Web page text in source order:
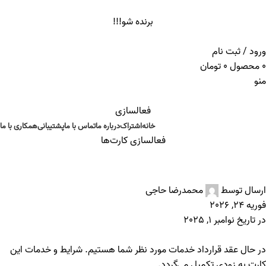
برنده شو!!!
ورود / ثبت نام
0محصول0تومان
منو
فعالسازی
خانهاشتراکدرباره ماتماس با ماپشتیبانیهمکاری با ما
فعالسازی کارت‌ها
ارسال توسط
محمدرضا حاجی
فوریه 24, 2026
در تاریخ نوامبر 1, 2025
در حال عقد قرارداد خدمات مورد نظر شما هستیم. شرایط و خدمات این